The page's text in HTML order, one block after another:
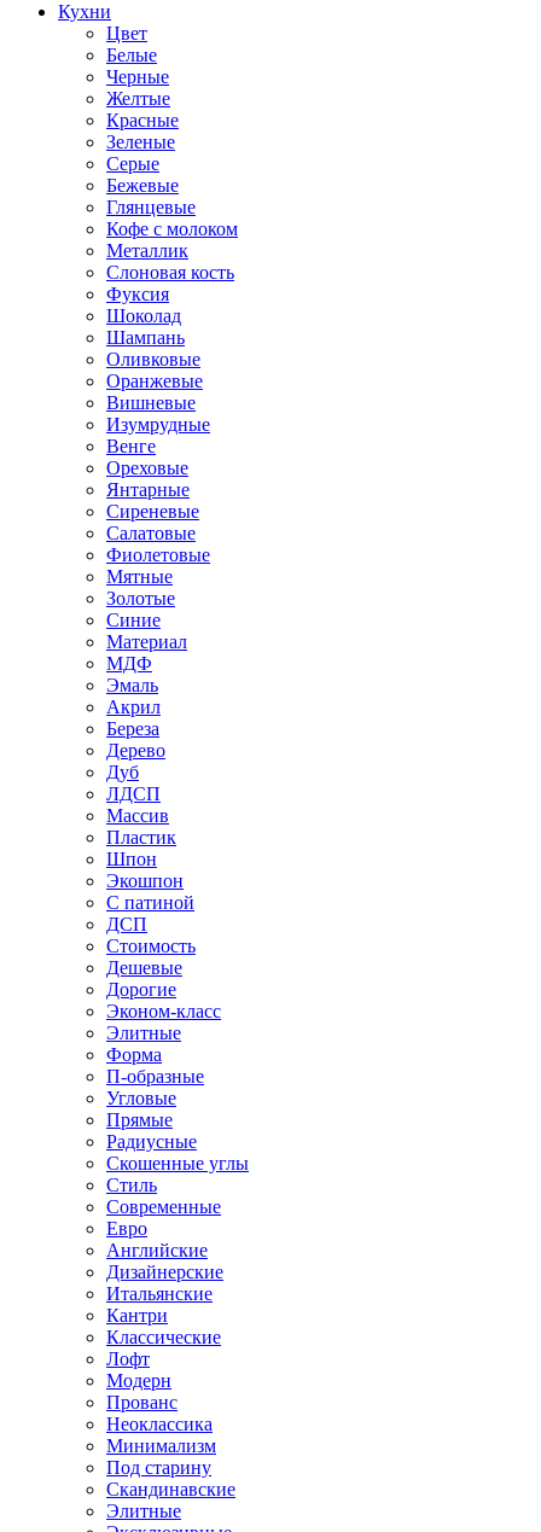
Кухни
Цвет
Белые
Черные
Желтые
Красные
Зеленые
Серые
Бежевые
Глянцевые
Кофе с молоком
Металлик
Слоновая кость
Фуксия
Шоколад
Шампань
Оливковые
Оранжевые
Вишневые
Изумрудные
Венге
Ореховые
Янтарные
Сиреневые
Салатовые
Фиолетовые
Мятные
Золотые
Синие
Материал
МДФ
Эмаль
Акрил
Береза
Дерево
Дуб
ЛДСП
Массив
Пластик
Шпон
Экошпон
С патиной
ДСП
Стоимость
Дешевые
Дорогие
Эконом-класс
Элитные
Форма
П-образные
Угловые
Прямые
Радиусные
Скошенные углы
Стиль
Современные
Евро
Английские
Дизайнерские
Итальянские
Кантри
Классические
Лофт
Модерн
Прованс
Неоклассика
Минимализм
Под старину
Скандинавские
Элитные